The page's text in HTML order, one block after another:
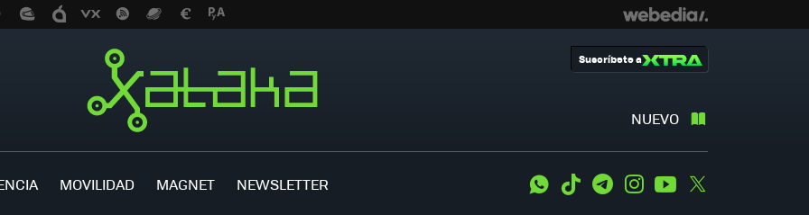
NUEVO
Suscríbete a
MOVILIDAD MAGNET NEWSLETTER WhatsApp
Tiktok TelegramInstagramYoutube